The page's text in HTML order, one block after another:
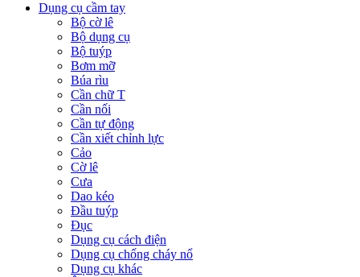
Dụng cụ cầm tay
Bộ cờ lê
Bộ dụng cụ
Bộ tuýp
Bơm mỡ
Búa rìu
Cần chữ T
Cần nối
Cần tự động
Cần xiết chỉnh lực
Cảo
Cờ lê
Cưa
Dao kéo
Đầu tuýp
Đục
Dụng cụ cách điện
Dụng cụ chống cháy nổ
Dụng cụ khác